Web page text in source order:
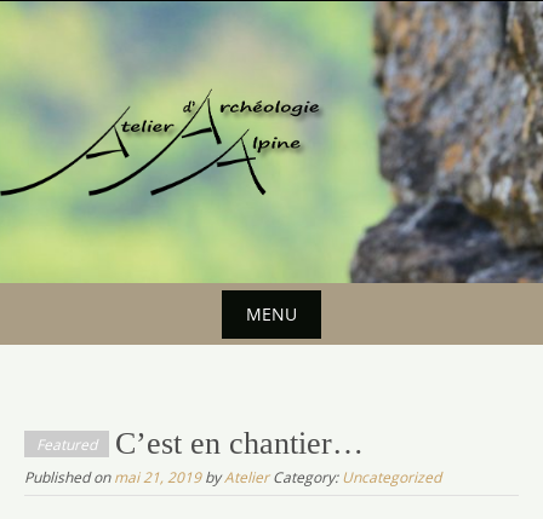
Skip
MENU
content
Featured C’est en chantier…
Published onmai 21, 2019byAtelierCategory: Uncategorized